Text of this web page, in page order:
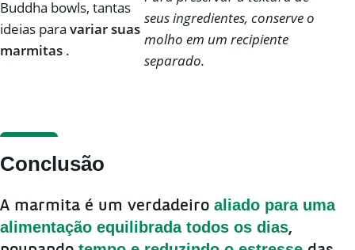
Buddha bowls, tantas
ideias para variar suas
marmitas .
seus ingredientes, conserve o
molho em um recipiente
separado.
Conclusão
A marmita é um verdadeiro aliado para uma
alimentação equilibrada todos os dias,